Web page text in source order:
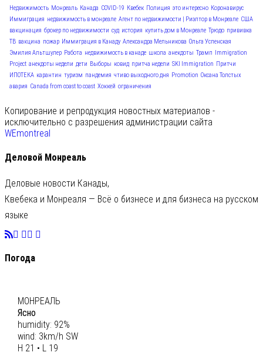
Недвижимость Монреаль Канада COVID-19 Квебек Полиция это интересно Коронавирус
Иммиграция недвижимость в монреале Агент по недвижимости | Риэлтор в Монреале США
вакцинация брокер по недвижимости суд история купить дом в Монреале Трюдо прививка
ТВ вакцина пожар Иммиграция в Канаду Александра Мельникова Ольга Успенская
Эмилия Альтшулер Работа недвижимость в канаде школа анекдоты Трамп
Immigration
Project анекдоты недели дети Выборы ковид притча недели SKI Immigration Притчи
ИПОТЕКА карантин туризм пандемия чтиво выходного дня Promotion Оксана Толстых
авария Canada from coast to coast Хоккей ограничения
Копирование и репродукция новостных материалов -
исключительно с разрешения администрации сайта
WEmontreal
Деловой Монреаль
Деловые новости Канады,
Квебека и Монреаля — Всё о бизнесе и для бизнеса на русском
языке
Погода
МОНРЕАЛЬ
Ясно
humidity: 92%
wind: 3km/h SW
H 21 • L 19